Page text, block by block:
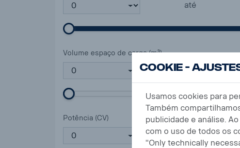
até
Volume espaço de carga (m³)
até
Potência (CV)
até
Cookie -
Usamos cookies para
Também
publicidade e análise.
com o uso de todos os
"Only technically